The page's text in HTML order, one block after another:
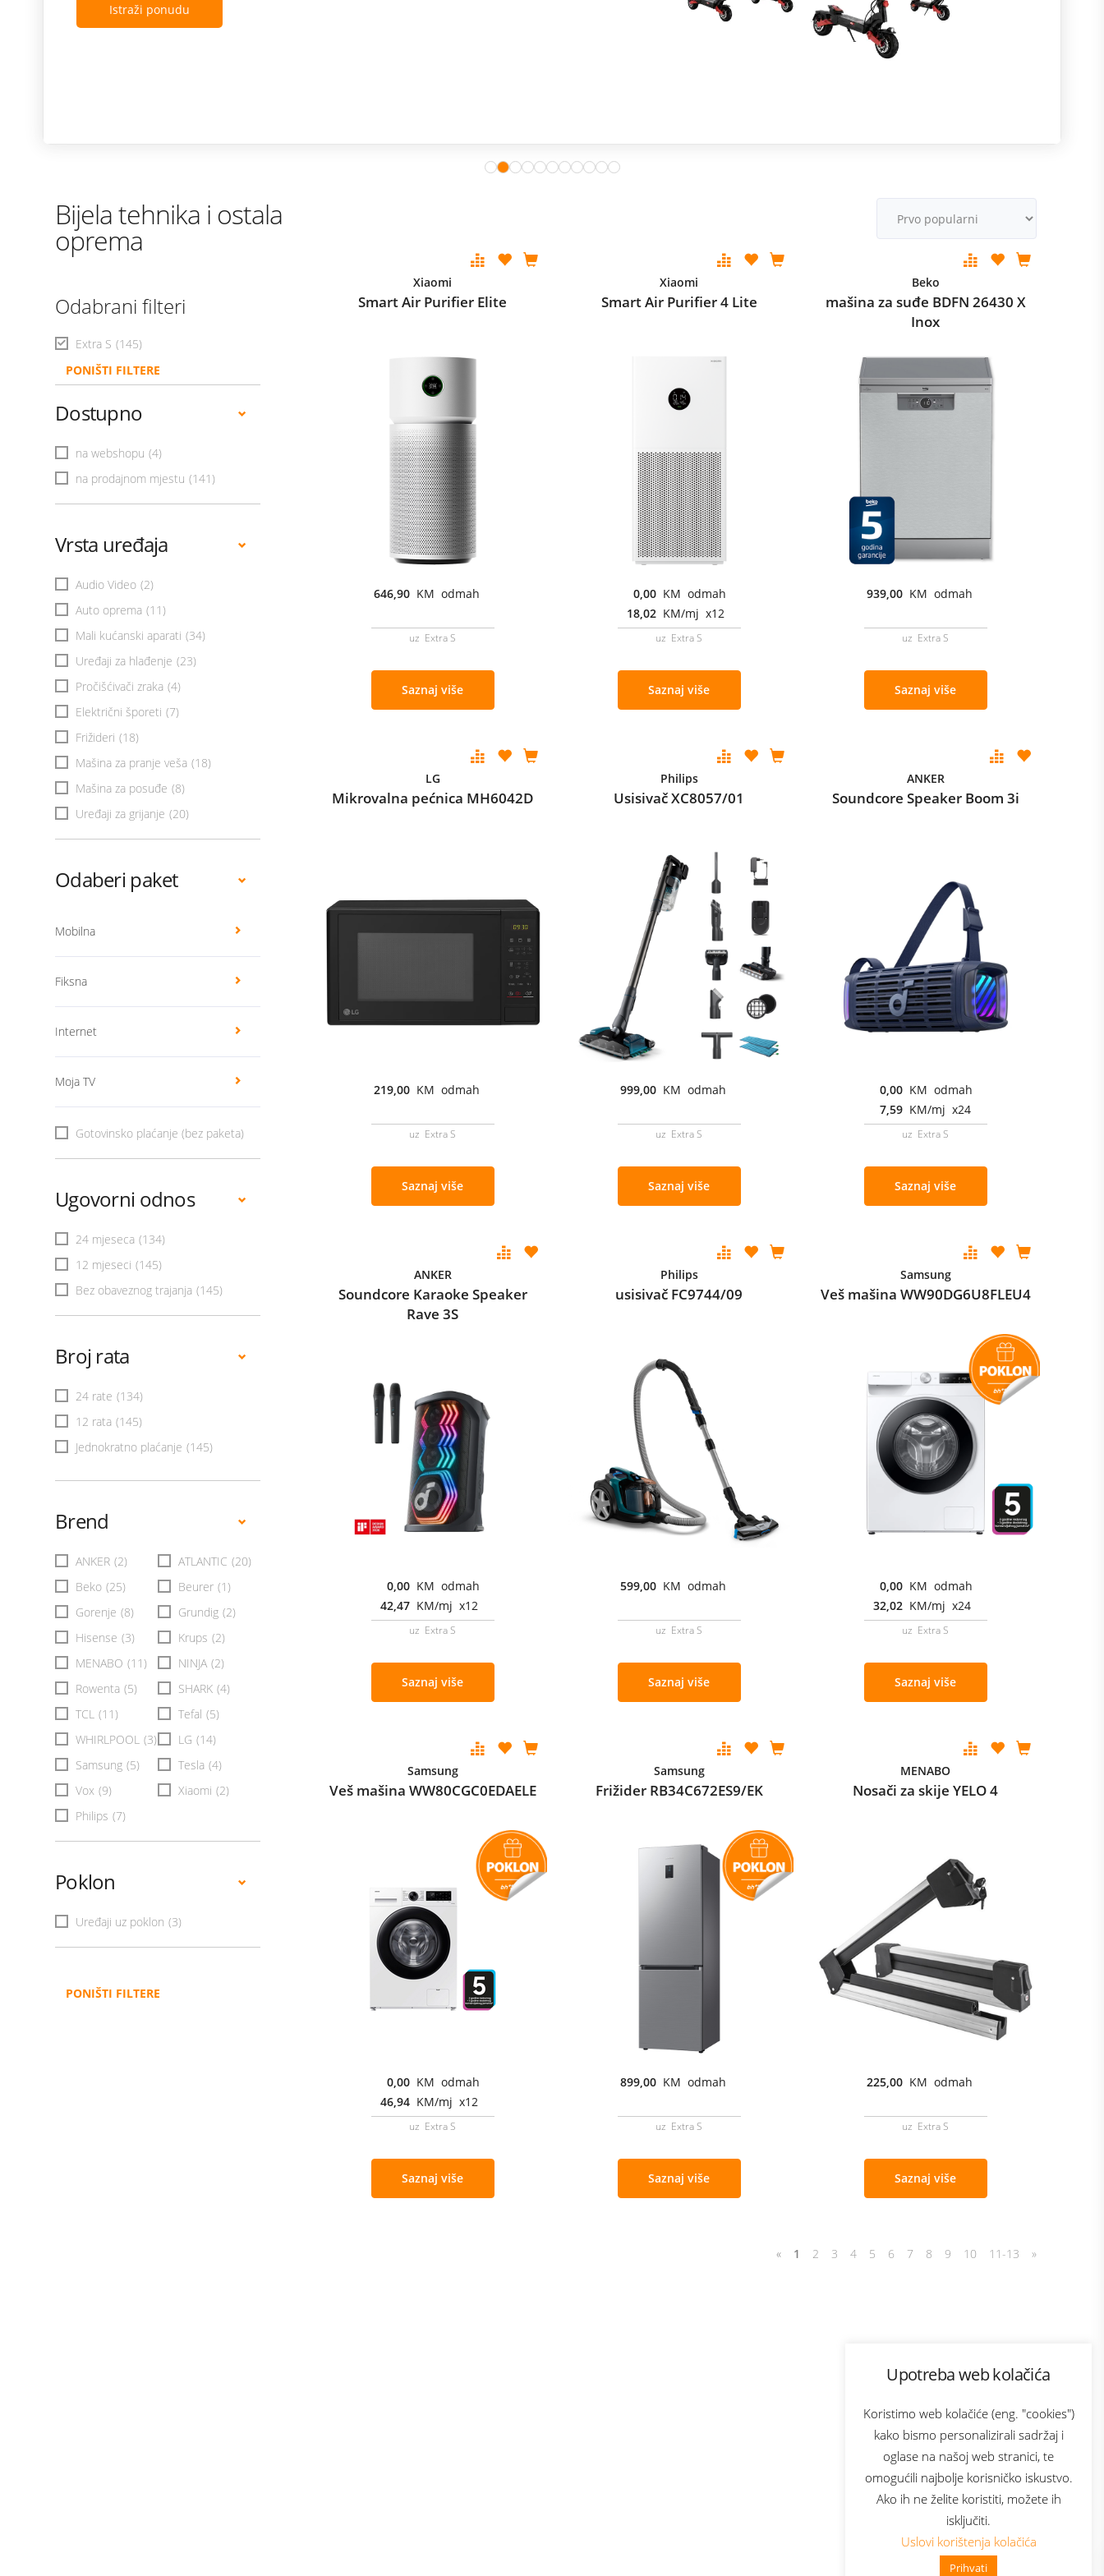
Upotreba web kolačića
Koristimo web kolačiće (eng. "cookies")
kako bismo personalizirali sadržaj i
oglase na našoj web stranici, te
omogućili najbolje korisničko iskustvo.
Ako ih ne želite koristiti, možete ih
isključiti.
Uslovi korištenja kolačića
Prihvati
👋 Zdravo, kako mogu pomoći?
Istraži ponudu
Bijela tehnika i ostala
oprema
Odabrani filteri
Extra S (145)
PONIŠTI FILTERE
Dostupno
na webshopu (4)
na prodajnom mjestu (141)
Vrsta uređaja
Audio Video (2)
Auto oprema (11)
Mali kućanski aparati (34)
Uređaji za hlađenje (23)
Pročišćivači zraka (4)
Električni šporeti (7)
Frižideri (18)
Mašina za pranje veša (18)
Mašina za posuđe (8)
Uređaji za grijanje (20)
Odaberi paket
Mobilna
Fiksna
Internet
Moja TV
Gotovinsko plaćanje (bez paketa)
Ugovorni odnos
24 mjeseca (134)
12 mjeseci (145)
Bez obaveznog trajanja (145)
Broj rata
24 rate (134)
12 rata (145)
Jednokratno plaćanje (145)
Brend
ANKER (2) ATLANTIC (20)
Beko (25) Beurer (1)
Gorenje (8) Grundig (2)
Hisense (3) Krups (2)
MENABO (11) NINJA (2)
Rowenta (5) SHARK (4)
TCL (11) Tefal (5)
WHIRLPOOL (3) LG (14)
Samsung (5) Tesla (4)
Vox (9) Xiaomi (2)
Philips (7)
Poklon
Uređaji uz poklon (3)
PONIŠTI FILTERE
Xiaomi
Smart Air Purifier Elite
646,90 KM odmah
uz Extra S
Saznaj više
Xiaomi
Smart Air Purifier 4 Lite
0,00 KM odmah
18,02 KM/mj x12
uz Extra S
Saznaj više
Beko
mašina za suđe BDFN 26430 X
Inox
939,00 KM odmah
uz Extra S
Saznaj više
LG
Mikrovalna pećnica MH6042D
219,00 KM odmah
uz Extra S
Saznaj više
Philips
Usisivač XC8057/01
999,00 KM odmah
uz Extra S
Saznaj više
ANKER
Soundcore Speaker Boom 3i
0,00 KM odmah
7,59 KM/mj x24
uz Extra S
Saznaj više
ANKER
Soundcore Karaoke Speaker
Rave 3S
0,00 KM odmah
42,47 KM/mj x12
uz Extra S
Saznaj više
Philips
usisivač FC9744/09
599,00 KM odmah
uz Extra S
Saznaj više
Samsung
Veš mašina WW90DG6U8FLEU4
0,00 KM odmah
32,02 KM/mj x24
uz Extra S
Saznaj više
Samsung
Veš mašina WW80CGC0EDAELE
0,00 KM odmah
46,94 KM/mj x12
uz Extra S
Saznaj više
Samsung
Frižider RB34C672ES9/EK
899,00 KM odmah
uz Extra S
Saznaj više
MENABO
Nosači za skije YELO 4
225,00 KM odmah
uz Extra S
Saznaj više
« 1 2 3 4 5 6 7 8 9 10 11-13 »
Bonus plus
Prijava za newsletter